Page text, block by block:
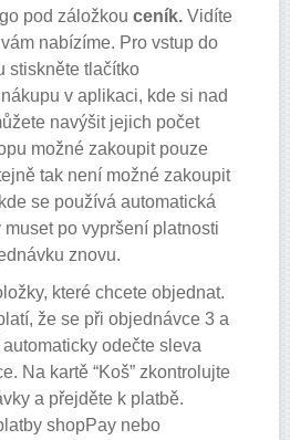
pod záložkou ceník. Vidíte
nabízíme. Pro vstup do
stiskněte tlačítko
v aplikaci, kde si nad
navýšit jejich počet
možné zakoupit pouze
tak není možné zakoupit
se používá automatická
po vypršení platnosti
znovu.
které chcete objednat.
že se při objednávce 3 a
odečte sleva
Na kartě “Koš” zkontrolujte
a přejděte k platbě.
shopPay nebo